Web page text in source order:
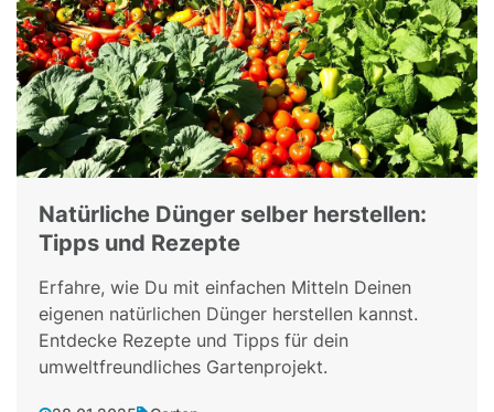
Natürliche Dünger selber herstellen:
Tipps und Rezepte
Erfahre, wie Du mit einfachen Mitteln Deinen
eigenen natürlichen Dünger herstellen kannst.
Entdecke Rezepte und Tipps für dein
umweltfreundliches Gartenprojekt.